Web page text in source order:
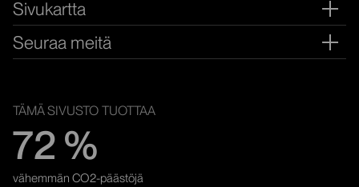
Sivukartta
Seuraa meitä
YMPÄRISTÖYSTÄVÄLLISYYS
TÄMÄ SIVUSTO TUOTTAA
72 %
vähemmän CO2-päästöjä